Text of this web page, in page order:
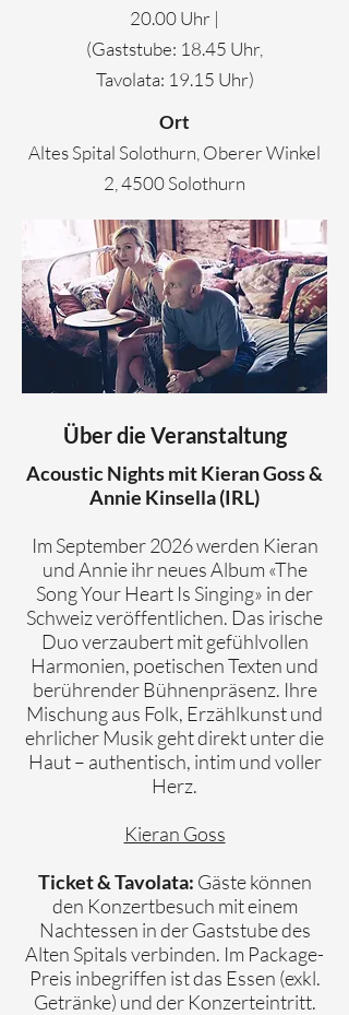
20.00 Uhr |
(Gaststube: 18.45 Uhr,
Tavolata: 19.15 Uhr)
Ort
Altes Spital Solothurn, Oberer Winkel
2, 4500 Solothurn
Über die Veranstaltung
Acoustic Nights mit Kieran Goss &
Annie Kinsella (IRL)
Im September 2026 werden Kieran
und Annie ihr neues Album «The
Song Your Heart Is Singing» in der
Schweiz veröffentlichen. Das irische
Duo verzaubert mit gefühlvollen
Harmonien, poetischen Texten und
berührender Bühnenpräsenz. Ihre
Mischung aus Folk, Erzählkunst und
ehrlicher Musik geht direkt unter die
Haut – authentisch, intim und voller
Herz.
Kieran Goss
Ticket & Tavolata: Gäste können
den Konzertbesuch mit einem
Nachtessen in der Gaststube des
Alten Spitals verbinden. Im Package-
Preis inbegriffen ist das Essen (exkl.
Getränke) und der Konzerteintritt.